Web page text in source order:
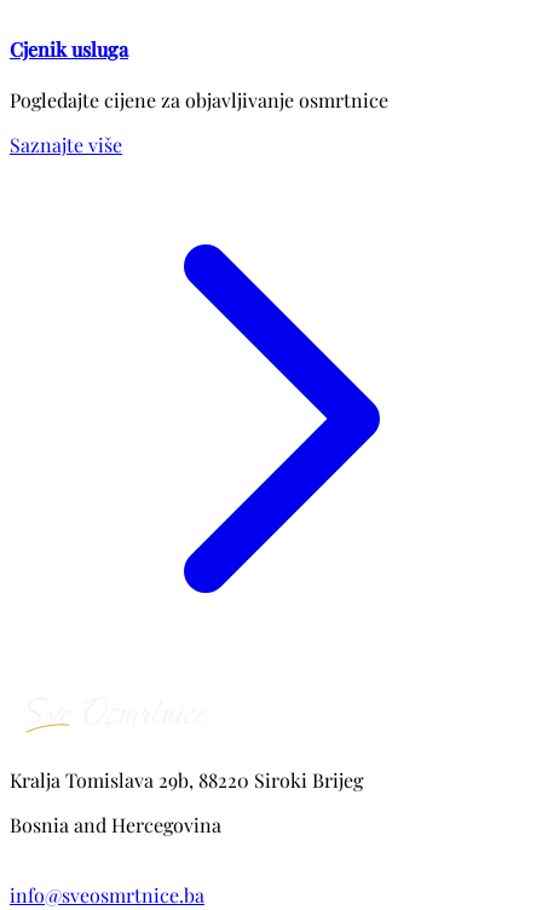
Cjenik usluga
Pogledajte cijene za objavljivanje osmrtnice
Saznajte više
Kralja Tomislava 29b, 88220 Siroki Brijeg
Bosnia and Hercegovina
info@sveosmrtnice.ba